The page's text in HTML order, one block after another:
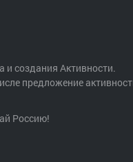
и создания Активности.
предложение
Россию!